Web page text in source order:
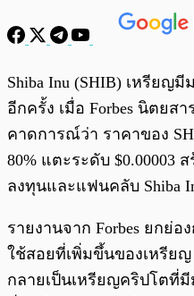
Shiba Inu (SHIB) เหรียญ
อีกครั้ง เมื่อ Forbes นิตยส
คาดการณ์ว่า ราคาของ
80% แตะระดับ $0.00003
ลงทุนและแฟนคลับ Shiba
รายงานจาก Forbes ยกย่
ใช้สอยที่เพิ่มขึ้นของเหรีย
กลายเป็นเหรียญคริปโตที่